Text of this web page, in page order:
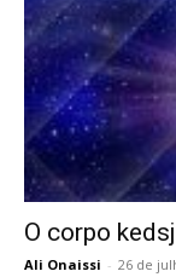
O corpo
Ali Onaissi - 26 de